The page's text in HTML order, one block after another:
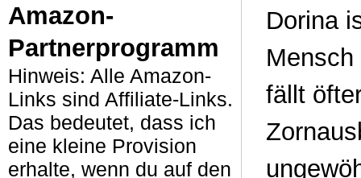
Amazon-
Partnerprogramm
Hinweis: Alle Amazon-
Links sind Affiliate-Links.
Das bedeutet, dass ich
eine kleine Provision
erhalte, wenn du auf den
Dorina
fällt